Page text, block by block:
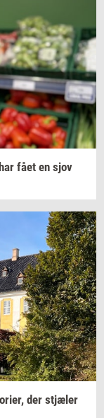
fået en sjov
der stjæ­ler